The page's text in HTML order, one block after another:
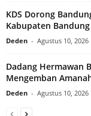
KDS Dorong
Kabupaten Bandung
Deden - Agustus 10, 2026
Dadang Hermawan
Mengemban
Deden - Agustus 10, 2026